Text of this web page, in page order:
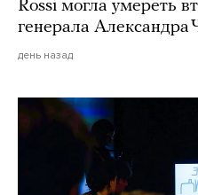
Rossi могла умереть
генерала Александра
день назад